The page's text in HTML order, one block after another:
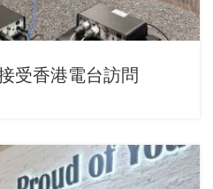
受香港電台訪問